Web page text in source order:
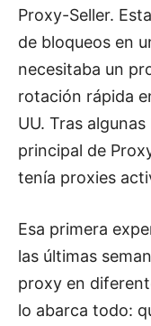
Proxy-Seller.
de bloqueos en
necesitaba un
rotación rápida
UU. Tras
principal de
tenía proxies
Esa primera
las últimas
proxy en
lo abarca todo: